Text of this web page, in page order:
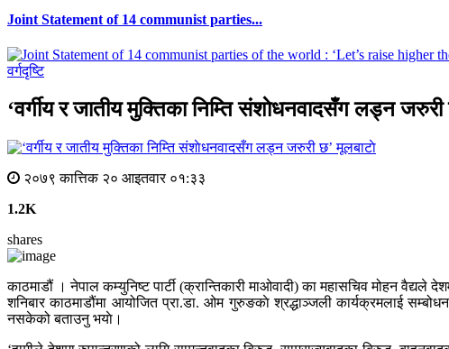
Joint Statement of 14 communist parties...
वर्गदृष्टि
‘वर्गीय र जातीय मुक्तिका निम्ति संशाेधनवादसँग लड्न जरुरी
मूलबाटाे
२०७९ कात्तिक २० आइतवार ०१:३३
1.2K
shares
काठमाडौं । नेपाल कम्युनिष्ट पार्टी (क्रान्तिकारी माओवादी) का महासचिव मोहन
शनिबार काठमाडौंमा आयोजित प्रा.डा. ओम गुरुङकाे श्रद्धाञ्जली कार्यक्रमलाई सम्बोधन
नसकेको बताउनु भयाे।